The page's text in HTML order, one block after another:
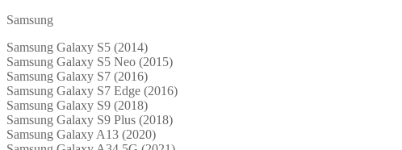
Samsung
Samsung Galaxy S5 (2014)
Samsung Galaxy S5 Neo (2015)
Samsung Galaxy S7 (2016)
Samsung Galaxy S7 Edge (2016)
Samsung Galaxy S9 (2018)
Samsung Galaxy S9 Plus (2018)
Samsung Galaxy A13 (2020)